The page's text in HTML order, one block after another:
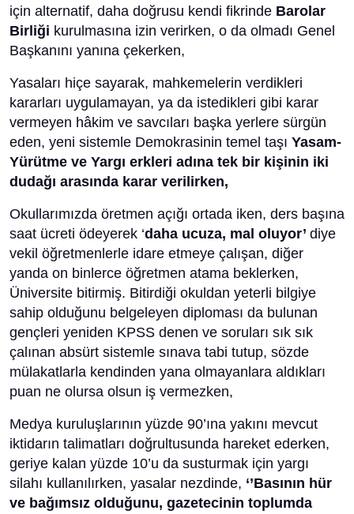
için alternatif, daha doğrusu kendi fikrinde Barolar
Birliği kurulmasına izin verirken, o da olmadı Genel
Başkanını yanına çekerken,
Yasaları hiçe sayarak, mahkemelerin verdikleri
kararları uygulamayan, ya da istedikleri gibi karar
vermeyen hâkim ve savcıları başka yerlere sürgün
eden, yeni sistemle Demokrasinin temel taşı Yasam-
Yürütme ve Yargı erkleri adına tek bir kişinin iki
dudağı arasında karar verilirken,
Okullarımızda öretmen açığı ortada iken, ders başına
saat ücreti ödeyerek ‘daha ucuza, mal oluyor’ diye
vekil öğretmenlerle idare etmeye çalışan, diğer
yanda on binlerce öğretmen atama beklerken,
Üniversite bitirmiş. Bitirdiği okuldan yeterli bilgiye
sahip olduğunu belgeleyen diploması da bulunan
gençleri yeniden KPSS denen ve soruları sık sık
çalınan absürt sistemle sınava tabi tutup, sözde
mülakatlarla kendinden yana olmayanlara aldıkları
puan ne olursa olsun iş vermezken,
Medya kuruluşlarının yüzde 90’ına yakını mevcut
iktidarın talimatları doğrultusunda hareket ederken,
geriye kalan yüzde 10’u da susturmak için yargı
silahı kullanılırken, yasalar nezdinde, ‘’Basının hür
ve bağımsız olduğunu, gazetecinin toplumda